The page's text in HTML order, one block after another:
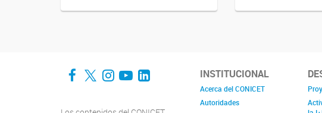
Facebook
Twitter
Instagram
YouTube
LinkedInINSTITUCIONAL
Acerca del CONICET
Autoridades